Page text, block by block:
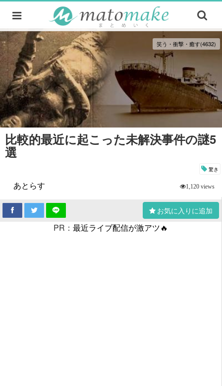
笑う・衝撃・癒す(4632)
比較的最近に起こった未解決事件の謎5
選
驚き
あとらす 1,120 views
お気に入りに追加
PR： 最近ライブ配信が激アツ🔥